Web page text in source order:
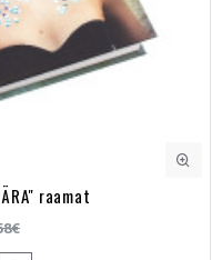
raamat